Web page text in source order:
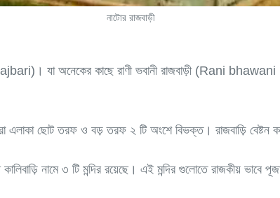
নাটোর রাজবাড়ী
যা অনেকের কাছে রাণী ভবানী রাজবাড়ী (Rani
এলাকা ছোট তরফ ও বড় তরফ ২ টি অংশে বিভক্ত। রাজবাড়ি
নামে ৩ টি মন্দির রয়েছে। এই মন্দির গুলোতে রাজকীয় ভাবে